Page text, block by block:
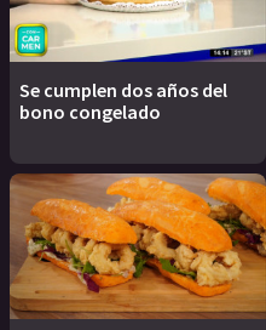
Se cumplen dos años del
bono congelado